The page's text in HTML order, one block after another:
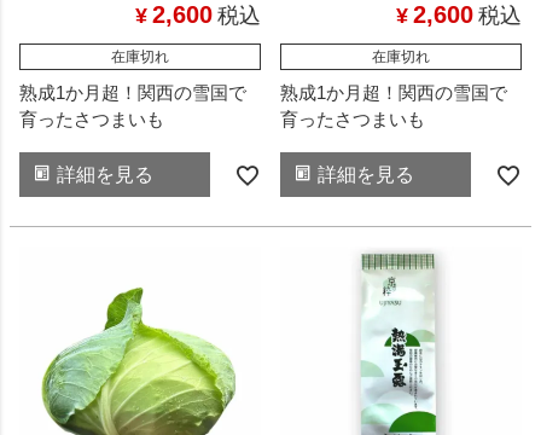
¥ 2,600 税込
在庫切れ
熟成1か月超！関西の雪国で
育ったさつまいも
詳細を見る
¥ 2,600 税込
在庫切れ
熟成1か月超！関西の雪国で
育ったさつまいも
詳細を見る